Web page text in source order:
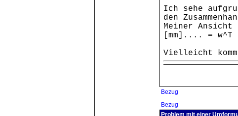
Ich sehe
den
Meiner Ansicht
[mm].... =
Vielleicht
Bezug
Bezug
Problem mit einer